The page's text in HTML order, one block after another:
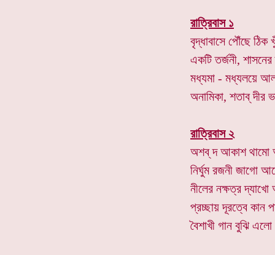
রাত্রিবাস ১
বৃদ্ধাবাসে পৌঁছে
একটি তর্জনী, শাসনের
মধ্যমা - মধ্যলয়ে
অনামিকা, শতাব্ দীর
রাত্রিবাস ২
অশব্ দ আকাশ থামো
নির্ঘুম রজনী জাগো
নীলের নক্ষত্র
প্রচ্ছায় দূরত্বে কান
বৈশাখী গান বুঝি